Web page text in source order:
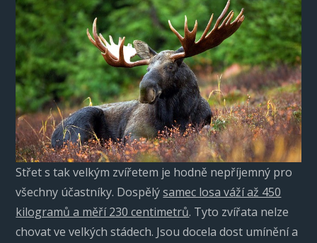
Střet s tak velkým zvířetem je hodně nepříjemný pro
všechny účastníky. Dospělýsamec losa váží až 450
kilogramů a měří 230 centimetrů. Tyto zvířata nelze
chovat ve velkých stádech. Jsou docela dost umínění a